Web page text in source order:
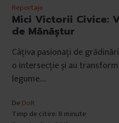
Reportaje
Mici Victorii Civice:
de Mănăştur
Câțiva pasionați de
o intersecție și au
legume.…
De DoR
Timp de citire: 8 minute